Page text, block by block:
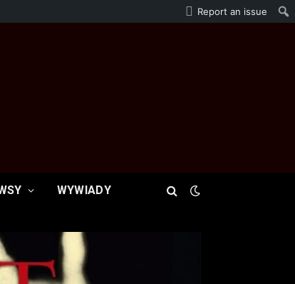
Report an issue
WYWIADY